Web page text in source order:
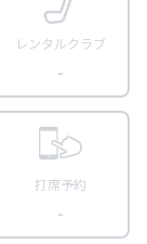
レンタルクラブ
-
打席予約
-